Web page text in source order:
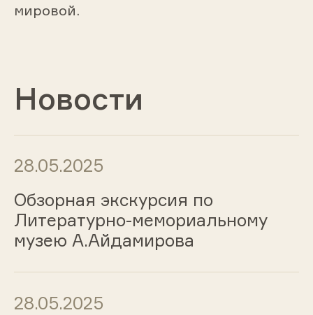
мировой.
Новости
28.05.2025
Обзорная экскурсия по
Литературно-мемориальному
музею А.Айдамирова
28.05.2025